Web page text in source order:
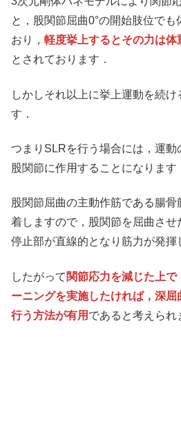
と，股関節屈曲0°の開始肢位で
おり， 軽度挙上するとその力は
とされております．
しかしそれ以上に挙上運動を続け
す．
つまりSLRを行う場合には，運
股関節に作用することになります
股関節屈曲の主動作筋である腸
着しますので，股関節を屈曲させ
停止部が直線的となり筋力が発揮
したがって 関節応力を減じた上
ーニングを実施したければ，深
行う方法が有用 であると考えられ